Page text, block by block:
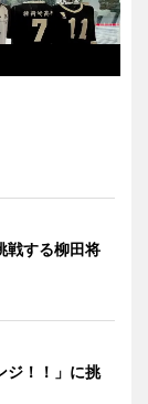
戦する柳田将
ジ！！」に挑